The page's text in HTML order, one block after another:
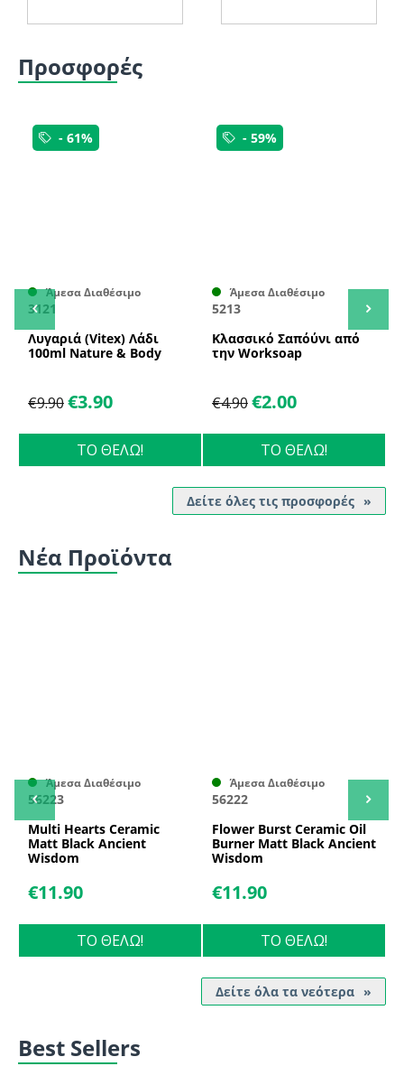
Προσφορές
- 61%
Άμεσα Διαθέσιμο
3121
Λυγαριά (Vitex) Λάδι
100ml Nature & Body
€9.90€3.90
ΤΟ ΘΕΛΩ!
- 59%
Άμεσα Διαθέσιμο
5213
Κλασσικό Σαπόύνι από
την Worksoap
€4.90€2.00
ΤΟ ΘΕΛΩ!
Δείτε όλες τις προσφορές
Νέα Προϊόντα
Άμεσα Διαθέσιμο
56223
Multi Hearts Ceramic
Matt Black Ancient
Wisdom
€11.90
ΤΟ ΘΕΛΩ!
Άμεσα Διαθέσιμο
56222
Flower Burst Ceramic Oil
Burner Matt Black Ancient
Wisdom
€11.90
ΤΟ ΘΕΛΩ!
Δείτε όλα τα νεότερα
Best Sellers